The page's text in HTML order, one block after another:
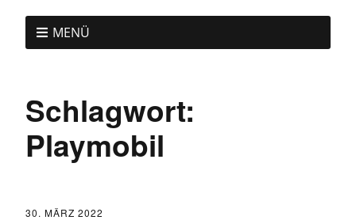
MENÜ
Schlagwort:
Playmobil
30. MÄRZ 2022